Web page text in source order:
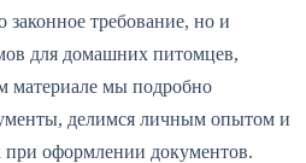
требование, но и
для домашних питомцев,
материале мы подробно
делимся личным опытом и
оформлении документов.